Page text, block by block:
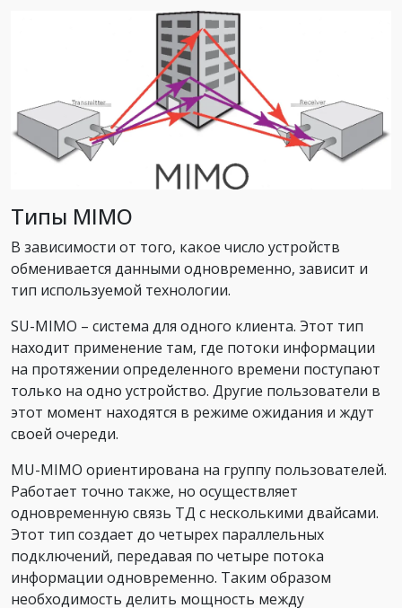
Типы MIMO
В зависимости от того, какое число устройств
обменивается данными одновременно, зависит и
тип используемой технологии.
SU-MIMO – система для одного клиента. Этот тип
находит применение там, где потоки информации
на протяжении определенного времени поступают
только на одно устройство. Другие пользователи в
этот момент находятся в режиме ожидания и ждут
своей очереди.
MU-MIMO ориентирована на группу пользователей.
Работает точно также, но осуществляет
одновременную связь ТД с несколькими двайсами.
Этот тип создает до четырех параллельных
подключений, передавая по четыре потока
информации одновременно. Таким образом
необходимость делить мощность между